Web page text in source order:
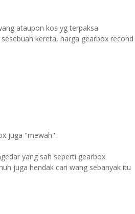
ataupon kos yg terpaksa
kereta, harga gearbox recond
juga "mewah".
yang sah seperti gearbox
juga hendak cari wang sebanyak itu